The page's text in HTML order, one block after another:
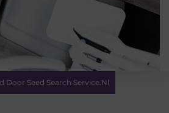
Door Seed Search Service.nl